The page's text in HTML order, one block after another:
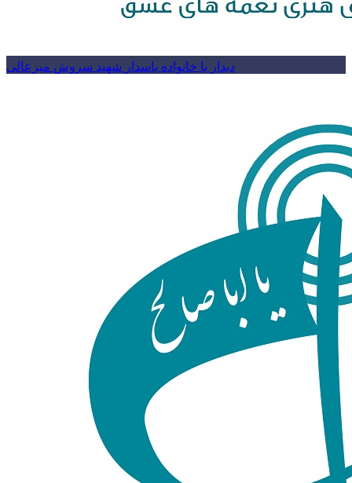
دیدار با خانواده پاسدار شهید سروش میرعالی